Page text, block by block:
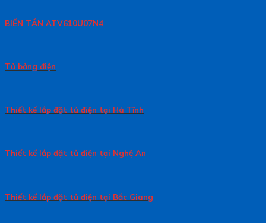
BIẾN TẦN ATV610U07N4
Tủ bảng điện
Thiết kế lắp đặt tủ điện tại Hà Tĩnh
Thiết kế lắp đặt tủ điện tại Nghệ An
Thiết kế lắp đặt tủ điện tại Bắc Giang